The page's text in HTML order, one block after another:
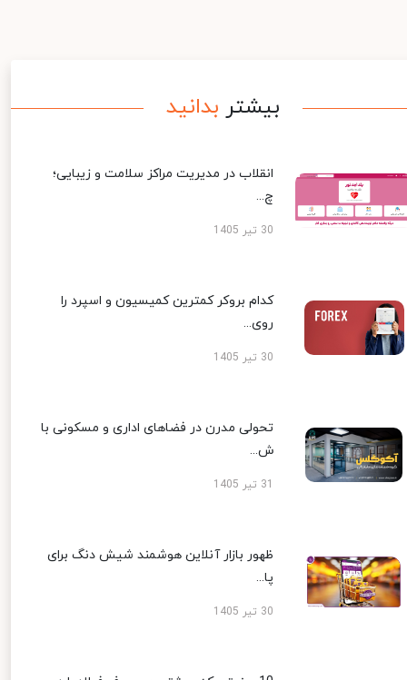
بیشتر بدانید
انقلاب در مدیریت مراکز سلامت و زیبایی؛
چ...
30 تیر 1405
کدام بروکر کمترین کمیسیون و اسپرد را
روی...
30 تیر 1405
تحولی مدرن در فضاهای اداری و مسکونی با
ش...
ظهور بازار آنلاین هوشمند شیش دنگ برای
پا...
30 تیر 1405